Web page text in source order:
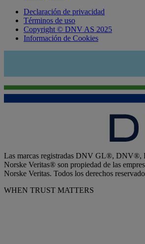
Declaración de privacidad
Términos de uso
Copyright © DNV AS 2025
Información de Cookies
Las marcas registradas DNV GL®, DNV®,
Norske Veritas® son propiedad de las
Norske Veritas. Todos los derechos
WHEN TRUST MATTERS